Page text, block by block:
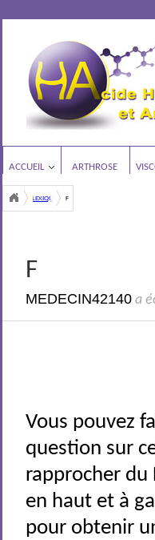
ACCUEIL ARTHROSE
LEXIQUE F
F
MEDECIN42140 a
Vous pouvez
question sur
rapprocher du
en haut et à
pour obtenir